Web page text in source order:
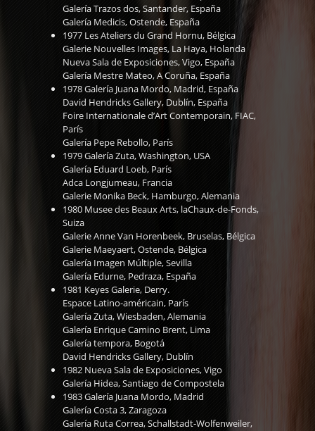
Galería Trazos dos, Santander, España
Galería Medicis, Ostende, España
1977 Les Ateliers du Grand Hornu, Bélgica
Galerie Nouvelles Images, La Haya, Holanda
Nueva Sala de Exposiciones, Vigo, España
Galería Mestre Mateo, A Coruña, España
1978 Galería Juana Mordo, Madrid, España
David Hendricks Gallery, Dublín, España
Foire Internationale d’Art Contemporain, FIAC,
París
Galería Pepe Rebollo, París
1979 Galería Zuta, Washington, USA
Galería Eduard Loeb, París
Adca Longjumeau, Francia
Galerie Monika Beck, Hamburgo, Alemania
1980 Musee des Beaux Arts, laChaux-de-Fonds,
Suiza
Galerie Anne Van Horenbeek, Bruselas, Bélgica
Galerie Maeyaert, Ostende, Bélgica
Galería Imagen Múltiple, Sevilla
Galería Edurne, Pedraza, España
1981 Keyes Galerie, Derry.
Espace Latino-américain, París
Galería Zuta, Wiesbaden, Alemania
Galería Enrique Camino Brent, Lima
Galería tempora, Bogotá
David Hendricks Gallery, Dublín
1982 Nueva Sala de Exposiciones, Vigo
Galería Hidea, Santiago de Compostela
1983 Galería Juana Mordo, Madrid
Galería Costa 3, Zaragoza
Galería Ruta Correa, Schallstadt-Wolfenweiler,